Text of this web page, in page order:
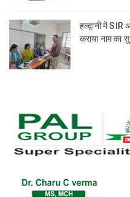
हल्द्वानी में
कराया नाम का